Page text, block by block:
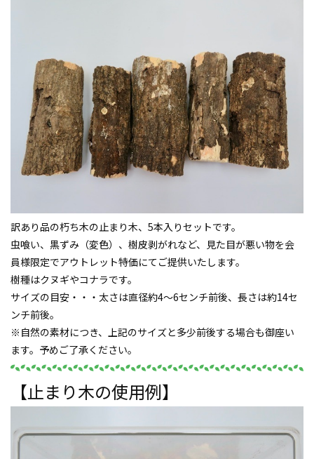
訳あり品の朽ち木の止まり木、5本入りセットです。
虫喰い、黒ずみ（変色）、樹皮剥がれなど、見た目が悪い物を会
員様限定でアウトレット特価にてご提供いたします。
樹種はクヌギやコナラです。
サイズの目安・・・太さは直径約4～6センチ前後、長さは約14セ
ンチ前後。
※自然の素材につき、上記のサイズと多少前後する場合も御座い
ます。予めご了承ください。
【止まり木の使用例】